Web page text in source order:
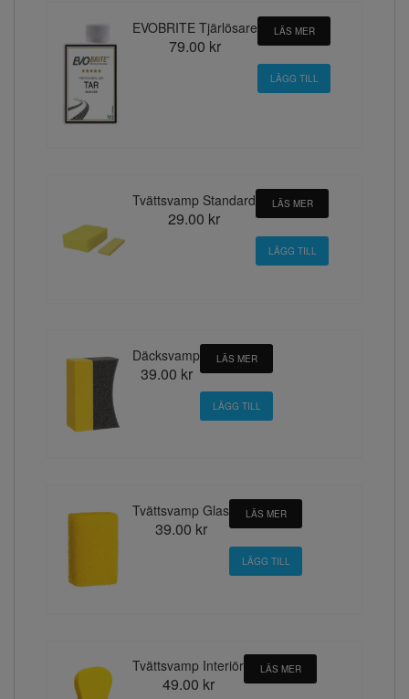
EVOBRITE Tjärlösare
79.00 kr
LÄS MER
Tvättsvamp Standard
29.00 kr
LÄS MER
Däcksvamp
39.00 kr
LÄS MER
Tvättsvamp Glas
39.00 kr
LÄS MER
Tvättsvamp Interiör
49.00 kr
LÄS MER